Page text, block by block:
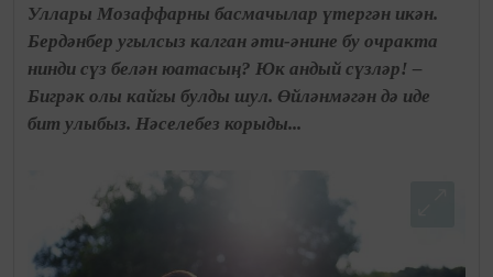
Уллары Мозаффарны басмачылар үтергән икән.
Бердәнбер угылсыз калган әти-әнине бу очракта
нинди сүз белән юатасың? Юк андый сүзләр! –
Бигрәк олы кайгы булды шул. Өйләнмәгән дә иде
бит улыбыз. Нәселебез корыды...